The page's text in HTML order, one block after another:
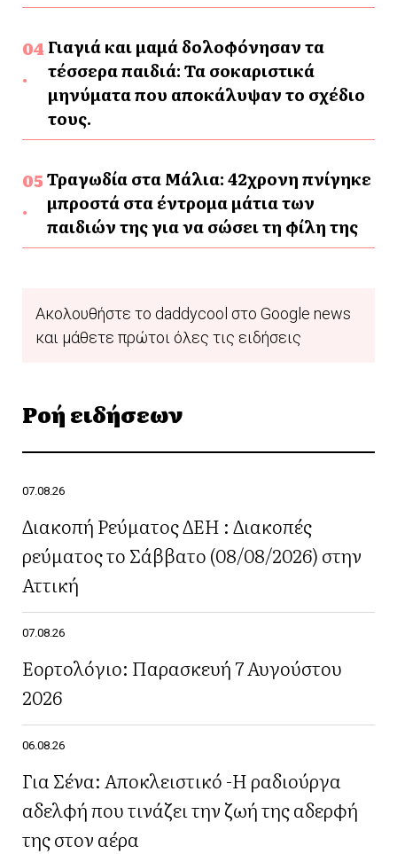
Γιαγιά και μαμά δολοφόνησαν τα
τέσσερα παιδιά: Τα σοκαριστικά
μηνύματα που αποκάλυψαν το σχέδιο
τους.
Τραγωδία στα Μάλια: 42χρονη πνίγηκε
μπροστά στα έντρομα μάτια των
παιδιών της για να σώσει τη φίλη της
Ακολουθήστε το daddycool στο Google news
και μάθετε πρώτοι όλες τις ειδήσεις
Ροή ειδήσεων
07.08.26
Διακοπή Ρεύματος ΔΕΗ : Διακοπές
ρεύματος το Σάββατο (08/08/2026) στην
Αττική
07.08.26
Εορτολόγιο: Παρασκευή 7 Αυγούστου
2026
06.08.26
Για Σένα: Αποκλειστικό -Η ραδιούργα
αδελφή που τινάζει την ζωή της αδερφή
της στον αέρα